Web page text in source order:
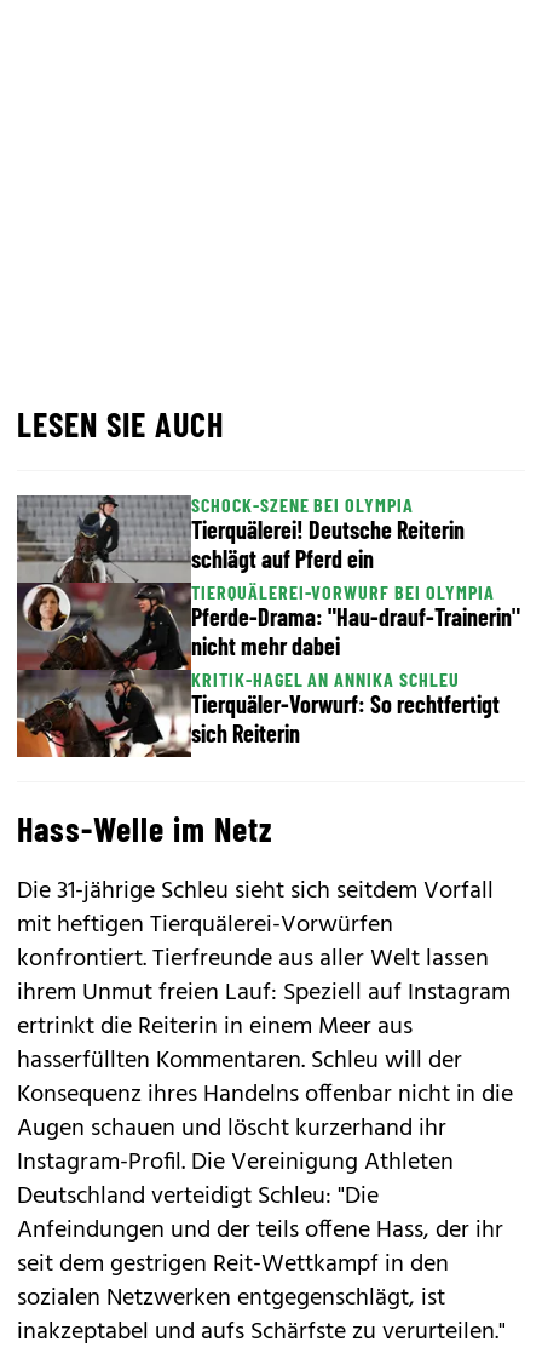
LESEN SIE AUCH
SCHOCK-SZENE BEI OLYMPIA
Tierquälerei! Deutsche Reiterin
schlägt auf Pferd ein
TIERQUÄLEREI-VORWURF BEI OLYMPIA
Pferde-Drama: "Hau-drauf-Trainerin"
nicht mehr dabei
KRITIK-HAGEL AN ANNIKA SCHLEU
Tierquäler-Vorwurf: So rechtfertigt
sich Reiterin
Hass-Welle im Netz
Die 31-jährige Schleu sieht sich seitdem Vorfall
mit heftigen Tierquälerei-Vorwürfen
konfrontiert. Tierfreunde aus aller Welt lassen
ihrem Unmut freien Lauf: Speziell auf Instagram
ertrinkt die Reiterin in einem Meer aus
hasserfüllten Kommentaren. Schleu will der
Konsequenz ihres Handelns offenbar nicht in die
Augen schauen und löscht kurzerhand ihr
Instagram-Profil. Die Vereinigung Athleten
Deutschland verteidigt Schleu: "Die
Anfeindungen und der teils offene Hass, der ihr
seit dem gestrigen Reit-Wettkampf in den
sozialen Netzwerken entgegenschlägt, ist
inakzeptabel und aufs Schärfste zu verurteilen."